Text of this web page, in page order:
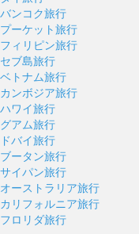
バンコク旅行
プーケット旅行
フィリピン旅行
セブ島旅行
ベトナム旅行
カンボジア旅行
ハワイ旅行
グアム旅行
ドバイ旅行
ブータン旅行
サイパン旅行
オーストラリア旅行
カリフォルニア旅行
フロリダ旅行